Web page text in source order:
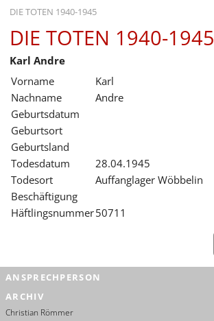
DIE TOTEN 1940-1945
STARTSEITE
AKTUELLES
AUSSTELLUNGEN
GESCHICHTE
BILDUNG
FORSCHUNG
SERVICE
DIE TOTEN 1940-1945
Karl Andre
Vorname
Karl
Nachname
Andre
Geburtsdatum
Geburtsort
Geburtsland
Todesdatum
28.04.1945
Todesort
Auffanglager Wöbbelin
Beschäftigung
Häftlingsnummer50711
ANSPRECHPERSON
ARCHIV
Christian Römmer